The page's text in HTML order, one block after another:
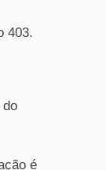
403.
do
é